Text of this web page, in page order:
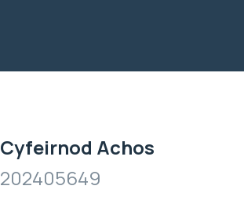
Cyfeirnod Achos
202405649